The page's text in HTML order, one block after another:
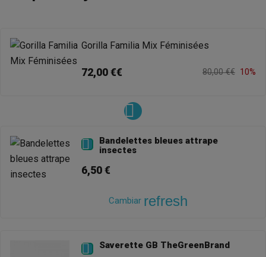
Gorilla Familia Mix Féminisées
72,00 €€ 80,00 €€ 10%

Bandelettes bleues attrape
insectes
6,50 €
Cambiar refresh
 Saverette GB TheGreenBrand